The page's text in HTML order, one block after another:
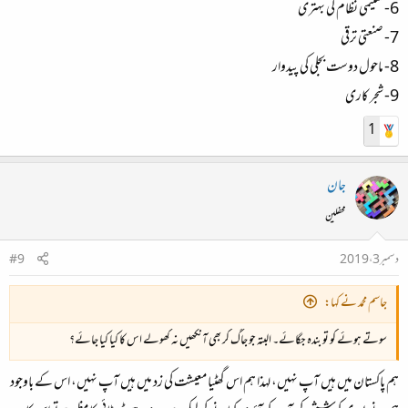
6- تعلیمی نظام کی بہتری
7- صنعتی ترقی
8- ماحول دوست بجلی کی پیدوار
9- شجر کاری
1
جان
محفلین
دسمبر 3، 2019
#9
جاسم محمد نے کہا:
سوتے ہوئے کو تو بندہ جگائے۔ البتہ جو جاگ کر بھی آنکھیں نہ کھولے اس کا کیا کیا جائے؟
ہم پاکستان میں ہیں آپ نہیں، لہذا ہم اس گھٹیا معیشت کی زد میں ہیں آپ نہیں، اس کے باوجود